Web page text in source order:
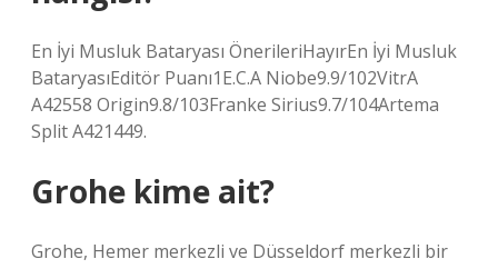
En İyi Musluk Bataryası ÖnerileriHayırEn İyi Musluk
BataryasıEditör Puanı1E.C.A Niobe9.9/102VitrA
A42558 Origin9.8/103Franke Sirius9.7/104Artema
Split A421449.
Grohe kime ait?
Grohe, Hemer merkezli ve Düsseldorf merkezli bir